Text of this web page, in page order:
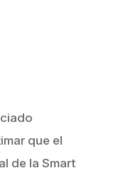
que el
de la Smart